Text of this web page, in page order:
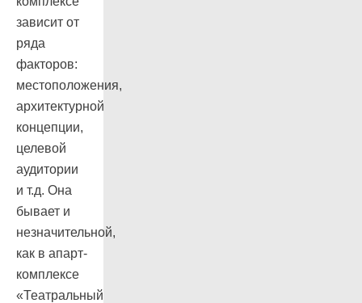
зависит от
ряда
факторов:
местоположения,
архитектурной
концепции,
целевой
аудитории
и т.д. Она
бывает и
незначительной,
как в апарт-
комплексе
«Театральный